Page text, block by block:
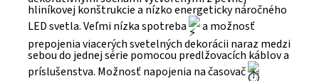
hliníkovej konštrukcie a nízko energeticky náročného
LED svetla. Veľmi nízka spotreba
a možnosť
prepojenia viacerých svetelných dekorácii naraz medzi
sebou do jednej série pomocou predlžovacích káblov a
príslušenstva. Možnosť napojenia na časovač